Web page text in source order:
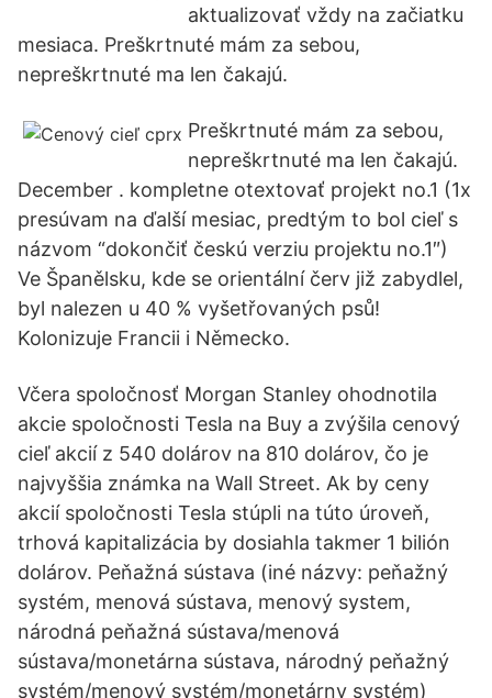
aktualizovať vždy na začiatku
mesiaca. Preškrtnuté mám za sebou,
nepreškrtnuté ma len čakajú.
Preškrtnuté mám za sebou,
nepreškrtnuté ma len čakajú.
December . kompletne otextovať projekt no.1 (1x
presúvam na ďalší mesiac, predtým to bol cieľ s
názvom “dokončiť českú verziu projektu no.1″)
Ve Španělsku, kde se orientální červ již zabydlel,
byl nalezen u 40 % vyšetřovaných psů!
Kolonizuje Francii i Německo.
Včera spoločnosť Morgan Stanley ohodnotila
akcie spoločnosti Tesla na Buy a zvýšila cenový
cieľ akcií z 540 dolárov na 810 dolárov, čo je
najvyššia známka na Wall Street. Ak by ceny
akcií spoločnosti Tesla stúpli na túto úroveň,
trhová kapitalizácia by dosiahla takmer 1 bilión
dolárov. Peňažná sústava (iné názvy: peňažný
systém, menová sústava, menový system,
národná peňažná sústava/menová
sústava/monetárna sústava, národný peňažný
systém/menový systém/monetárny systém)